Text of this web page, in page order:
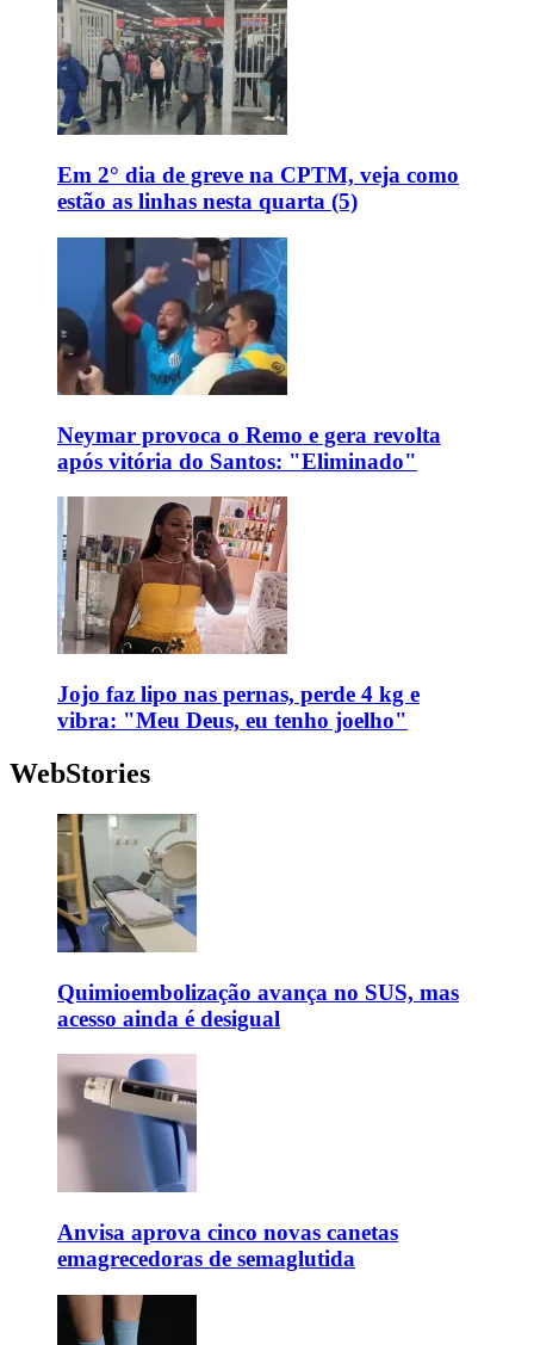
Em 2° dia de greve na CPTM, veja como
estão as linhas nesta quarta (5)
Neymar provoca o Remo e gera revolta
após vitória do Santos: "Eliminado"
Jojo faz lipo nas pernas, perde 4 kg e
vibra: "Meu Deus, eu tenho joelho"
WebStories
Quimioembolização avança no SUS, mas
acesso ainda é desigual
Anvisa aprova cinco novas canetas
emagrecedoras de semaglutida